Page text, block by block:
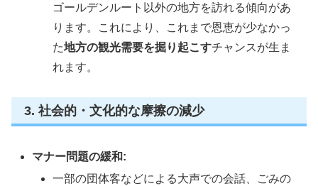
ゴールデンルート以外の地方を訪れる傾向があ
ります。これにより、これまで恩恵が少なかっ
た地方の観光需要を掘り起こすチャンスが生ま
れます。
3. 社会的・文化的な摩擦の減少
マナー問題の緩和:
一部の団体客などによる大声での会話、ごみの